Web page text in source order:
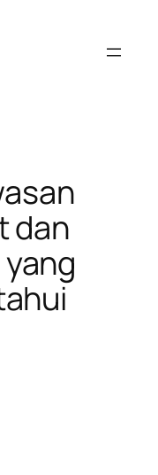
dan